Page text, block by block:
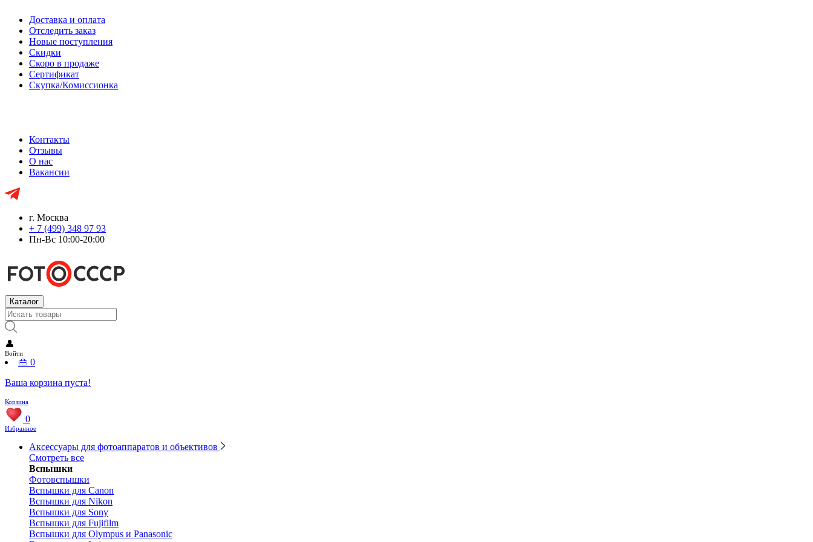
Доставка и оплата
Отследить заказ
Новые поступления
Скидки
Скоро в продаже
Сертификат
Скупка/Комиссионка
Контакты
Отзывы
О нас
Вакансии
г. Москва
+ 7 (499) 348 97 93
Пн-Вс 10:00-20:00
Каталог
👤
Войти
👜 0
Ваша корзина пуста!
Корзина
0
Избранное
Аксессуары для фотоаппаратов и объективов
Смотреть все
Вспышки
Фотовспышки
Вспышки для Canon
Вспышки для Nikon
Вспышки для Sony
Вспышки для Fujifilm
Вспышки для Olympus и Panasonic